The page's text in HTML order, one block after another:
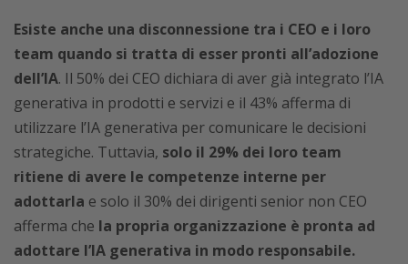
Esiste anche una disconnessione tra i CEO e i loro
team quando si tratta di esser pronti all’adozione
dell’IA. Il 50% dei CEO dichiara di aver già integrato l’IA
generativa in prodotti e servizi e il 43% afferma di
utilizzare l’IA generativa per comunicare le decisioni
strategiche. Tuttavia, solo il 29% dei loro team
ritiene di avere le competenze interne per
adottarla e solo il 30% dei dirigenti senior non CEO
afferma che la propria organizzazione è pronta ad
adottare l’IA generativa in modo responsabile.